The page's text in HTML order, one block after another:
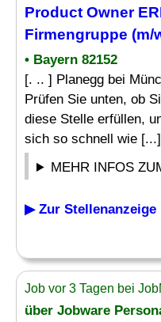
Product Owner
Firmengruppe (m/
• Bayern 82152
[. .. ] Planegg bei
Prüfen Sie unten, ob
diese Stelle erfüllen,
sich so schnell wie [...]
MEHR INFOS
▶ Zur Stellenanzeige
Job vor 3 Tagen bei
über Jobware